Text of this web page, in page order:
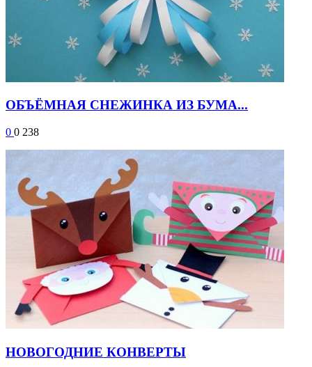
ОБЪЁМНАЯ СНЕЖИНКА ИЗ БУМА...
0 0 238
НОВОГОДНИЕ КОНВЕРТЫ